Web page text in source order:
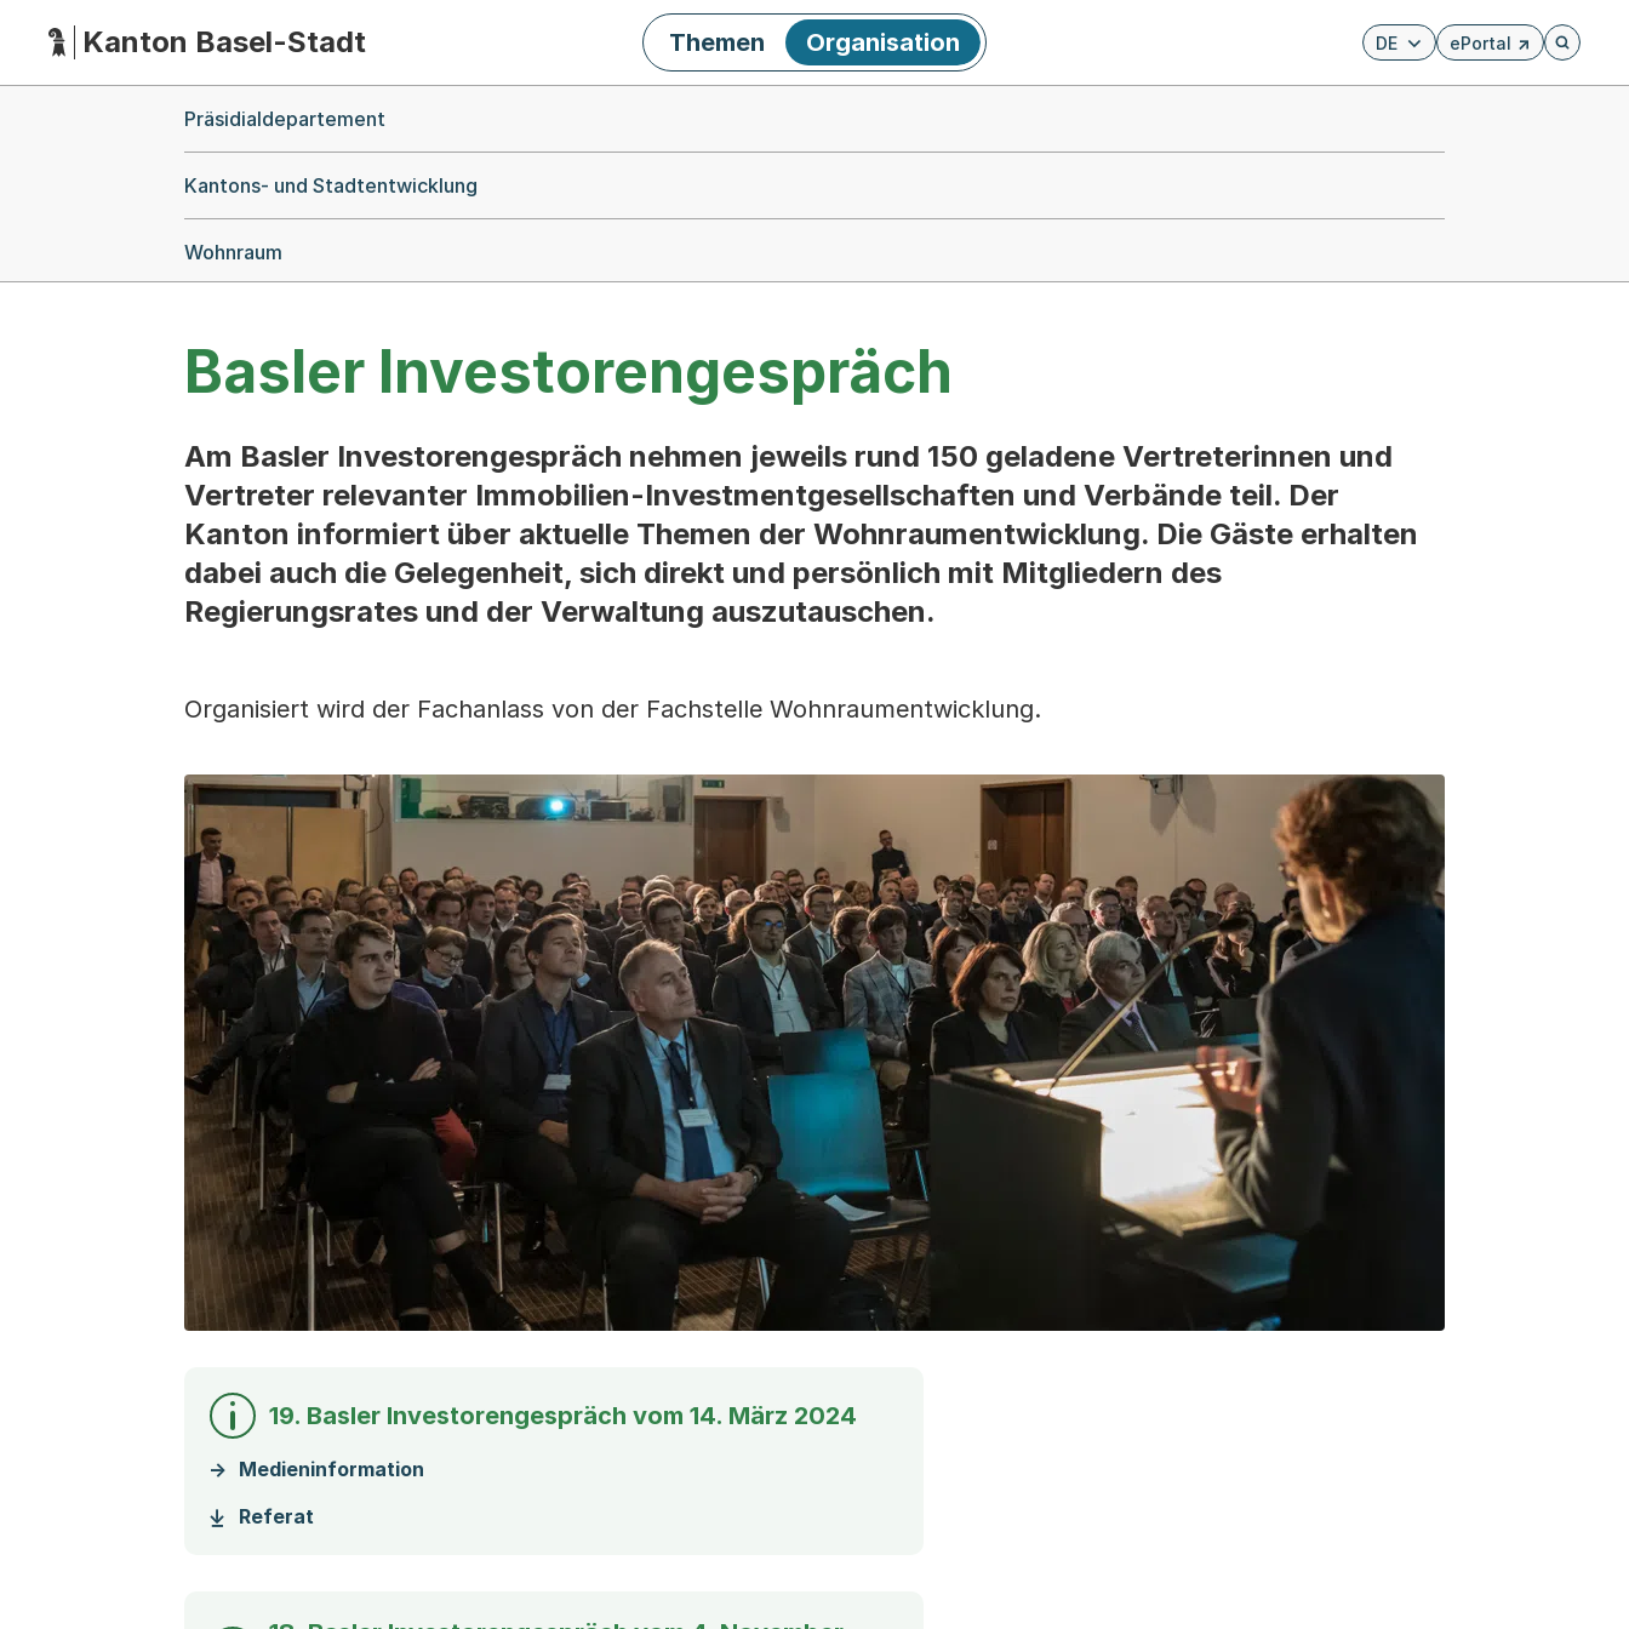
HauptnavigationKanton Basel-Stadt DE ePortal
Externer Link, wird in
Öffnet
Themen Organisation
Präsidialdepartement
Kantons- und Stadtentwicklung
Wohnraum
Basler Investorengespräch
Am Basler Investorengespräch nehmen jeweils rund 150 geladene Vertreterinnen und
Vertreter relevanter Immobilien-Investmentgesellschaften und Verbände teil. Der
Kanton informiert über aktuelle Themen der Wohnraumentwicklung. Die Gäste erhalten
dabei auch die Gelegenheit, sich direkt und persönlich mit Mitgliedern des
Regierungsrates und der Verwaltung auszutauschen.
Organisiert wird der Fachanlass von der Fachstelle Wohnraumentwicklung.
19. Basler Investorengespräch vom 14. März 2024
Medieninformation
Referat